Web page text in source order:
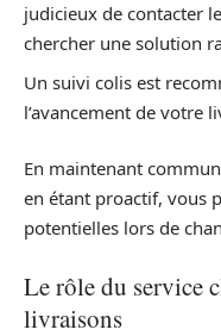
judicieux de contacter le
chercher une solution
Un suivi colis est
l’avancement de votre
En maintenant
en étant proactif, vous
potentielles lors de
Le rôle du service
livraisons